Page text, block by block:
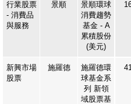
更新個人資料
客戶同意書 - 香港投資者識別
及首次公開招股結算平台
行業股票
- 消費品
與服務
景順
景順環球
消費趨勢
基金 - A
累積股份
(美元)
新興市場
股票
施羅德
施羅德環
球基金系
列 新領
域股票基